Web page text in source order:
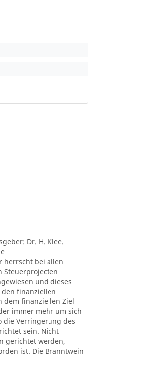
Dr. H. Klee.
herrscht bei allen
Steuerprojecten
und dieses
den finanziellen
dem finanziellen Ziel
immer mehr um sich
die Verringerung des
sein. Nicht
gerichtet werden,
ist. Die Branntwein